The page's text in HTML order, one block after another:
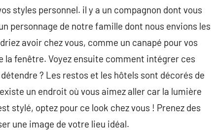
styles personnel. il y a un compagnon dont vous
personnage de notre famille dont nous envions les
avoir chez vous, comme un canapé pour vos
la fenêtre. Voyez ensuite comment intégrer ces
? Les restos et les hôtels sont décorés de
un endroit où vous aimez aller car la lumière
stylé, optez pour ce look chez vous ! Prenez des
une image de votre lieu idéal.